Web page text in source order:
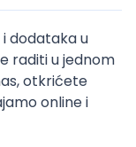
dodataka u
raditi u jednom
otkrićete
online i